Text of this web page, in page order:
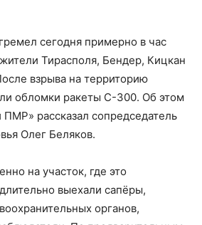
сегодня примерно в час
Тирасполя, Бендер, Кицкан
взрыва на территорию
обломки ракеты С-300. Об этом
ПМР» рассказал сопредседатель
Олег Беляков.
на участок, где это
выехали сапёры,
органов,